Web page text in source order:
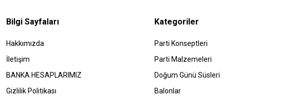
Bilgi Sayfaları
Hakkımızda
İletişim
BANKA HESAPLARIMIZ
Gizlilik Politikası
Kategoriler
Parti Konseptleri
Parti Malzemeleri
Doğum Günü Süsleri
Balonlar